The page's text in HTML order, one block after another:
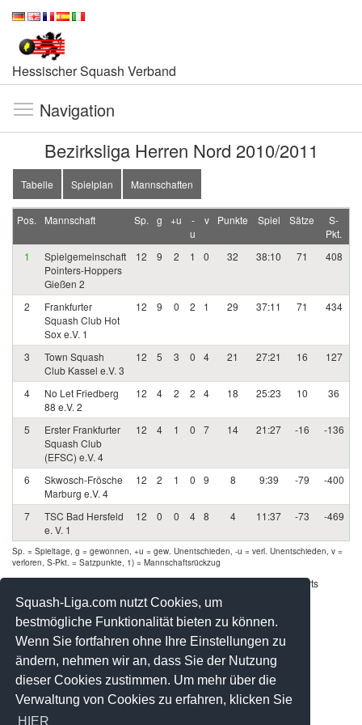
Squash-Liga.com nutzt Cookies, um
bestmögliche Funktionalität bieten zu können.
Wenn Sie fortfahren ohne Ihre Einstellungen zu
ändern, nehmen wir an, dass Sie der Nutzung
dieser Cookies zustimmen. Um mehr über die
Verwaltung von Cookies zu erfahren, klicken Sie
HIER
Hessischer Squash Verband
Navigation
Bezirksliga Herren Nord 2010/2011
Tabelle Spielplan Mannschaften
Pos. Mannschaft Sp. g +u
-
u
v Punkte Spiel Sätze
S-
Pkt.
1
Spielgemeinschaft
Pointers-Hoppers
Gießen 2
12 9 2 1 0 32 38:10 71 408
2
Frankfurter
Squash Club Hot
Sox e.V. 1
12 9 0 2 1 29 37:11 71 434
3
Town Squash
Club Kassel e.V. 3
12 5 3 0 4 21 27:21 16 127
4
No Let Friedberg
88 e.V. 2
12 4 2 2 4 18 25:23 10 36
5
Erster Frankfurter
Squash Club
(EFSC) e.V. 4
12 4 1 0 7 14 21:27 -16 -136
6
Skwosch-Frösche
Marburg e.V. 4
12 2 1 0 9 8 9:39 -79 -400
7
TSC Bad Hersfeld
e. V. 1
12 0 0 4 8 4 11:37 -73 -469
Sp. = Spieltage, g = gewonnen, +u = gew. Unentschieden, -u = verl. Unentschieden, v =
verloren, S-Pkt. = Satzpunkte, 1) = Mannschaftsrückzug
Werbung - Offizielle Pool Partner des deutschen Squashsports